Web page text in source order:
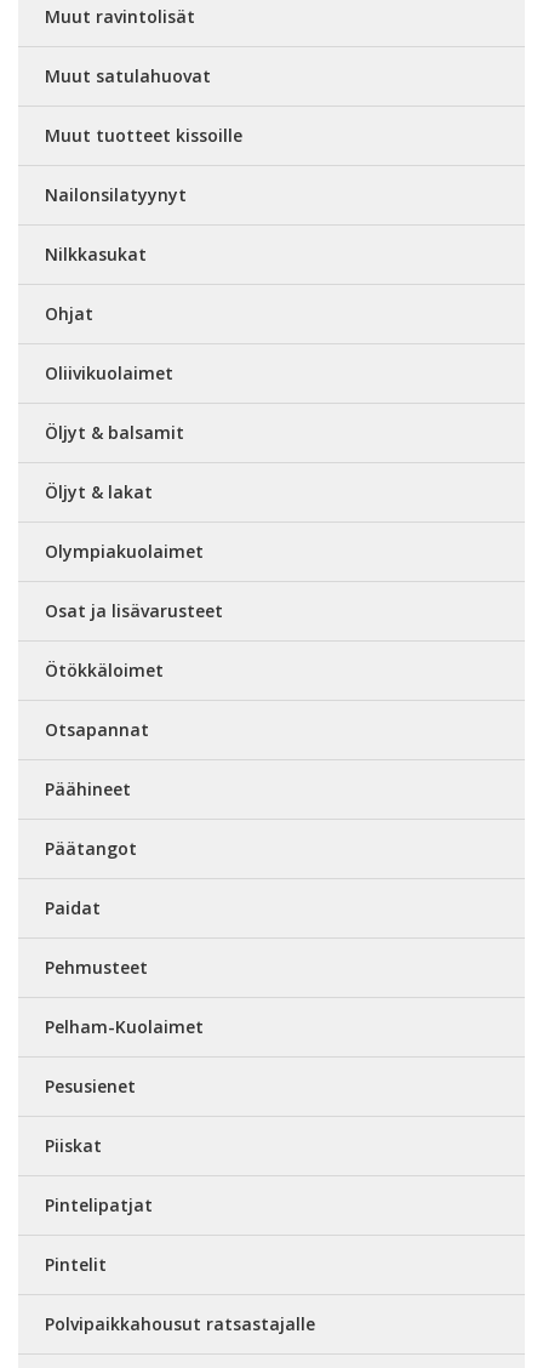
Muut ravintolisät
Muut satulahuovat
Muut tuotteet kissoille
Nailonsilatyynyt
Nilkkasukat
Ohjat
Oliivikuolaimet
Öljyt & balsamit
Öljyt & lakat
Olympiakuolaimet
Osat ja lisävarusteet
Ötökkäloimet
Otsapannat
Päähineet
Päätangot
Paidat
Pehmusteet
Pelham-Kuolaimet
Pesusienet
Piiskat
Pintelipatjat
Pintelit
Polvipaikkahousut ratsastajalle